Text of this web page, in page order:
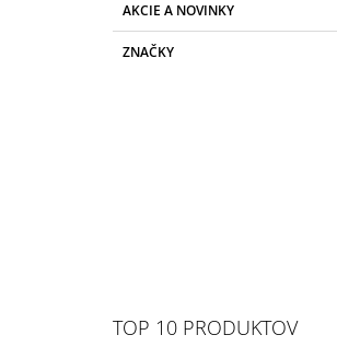
AKCIE A NOVINKY
ZNAČKY
TOP 10 PRODUKTOV